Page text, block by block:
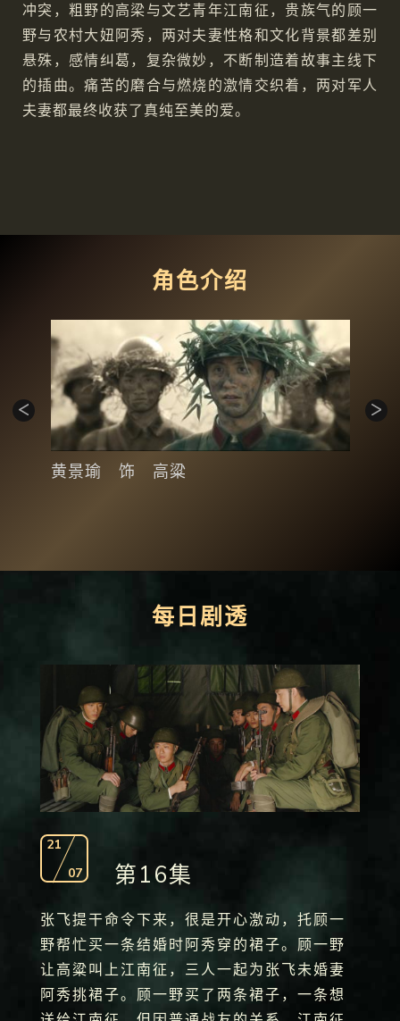
冲突，粗野的高梁与文艺青年江南征，贵族气的顾一
野与农村大妞阿秀，两对夫妻性格和文化背景都差别
悬殊，感情纠葛，复杂微妙，不断制造着故事主线下
的插曲。痛苦的磨合与燃烧的激情交织着，两对军人
夫妻都最终收获了真纯至美的爱。
角色介绍
黄景瑜 饰 高粱
每日剧透
21
07
第16集
张飞提干命令下来，很是开心激动，托顾一
野帮忙买一条结婚时阿秀穿的裙子。顾一野
让高粱叫上江南征，三人一起为张飞未婚妻
阿秀挑裙子。顾一野买了两条裙子，一条想